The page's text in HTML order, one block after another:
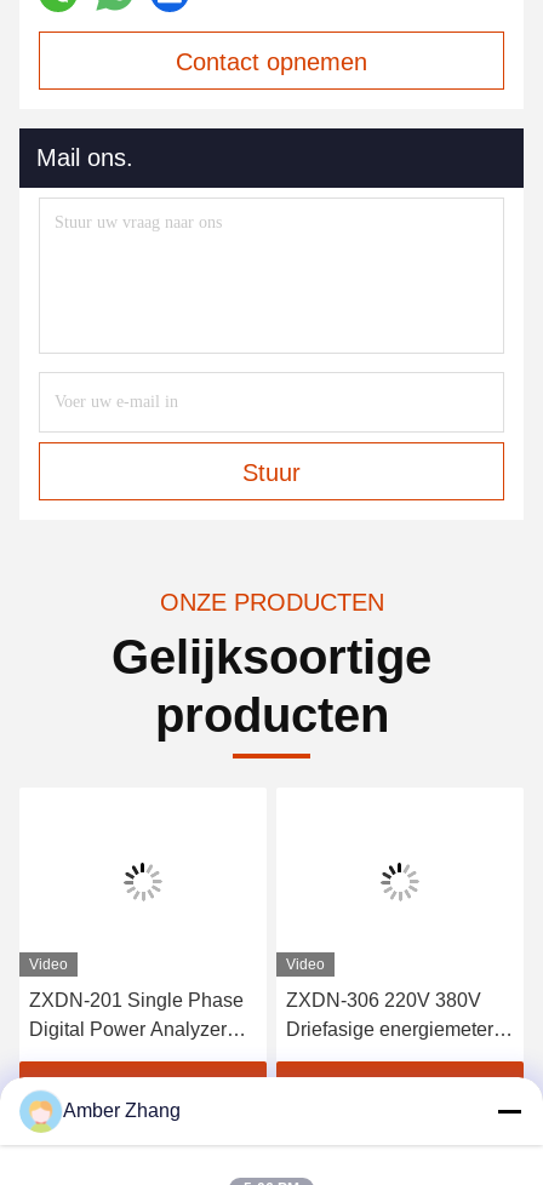
Contact opnemen
Mail ons.
Stuur
ONZE PRODUCTEN
Gelijksoortige
producten
Video
ZXDN-201 Single Phase
Digital Power Analyzer
0.05 Klasse
nauwkeurigheid
Compacte structuur
ZXDN-201
Video
ZXDN-306 220V 380V
Driefasige energiemeter
Test Multimeter Testbank
Amber Zhang